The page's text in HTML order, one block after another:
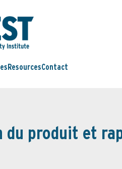
ResourcesContact
du produit et